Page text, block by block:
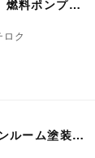
K様ハチロク 部品組付け、燃料ポンプ交換…
ク
千葉県K様AE86、エンジンルーム塗装完成♪